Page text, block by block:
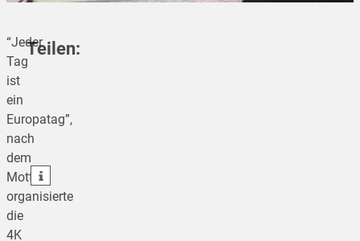
“Jeder
Tag
ist
ein
Europatag”,
nach
dem
Motto
organisierte
die
4K
Teilen:
teilen
teilen
teilen